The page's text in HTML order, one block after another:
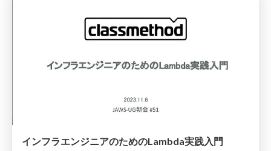
インフラエンジニアのためのLambda実践入門